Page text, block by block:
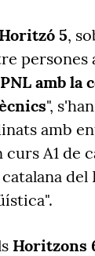
Horitzó 5,
persones
amb la
",
amb
curs A1 de
catalana
Horitzons